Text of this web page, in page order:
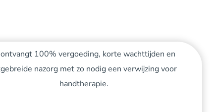
100% vergoeding, korte wachttijden en
nazorg met zo nodig een verwijzing voor
handtherapie.